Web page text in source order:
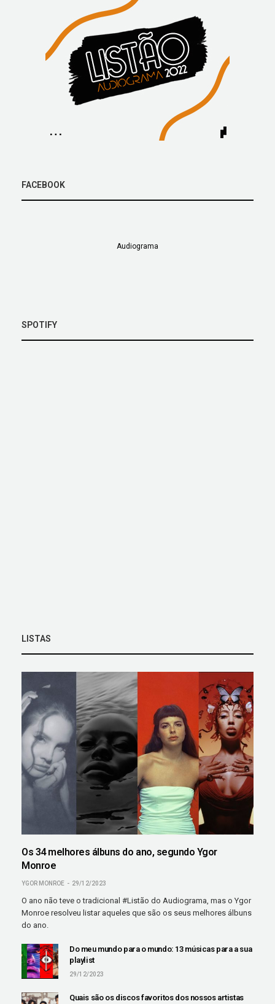
FACEBOOK
Audiograma
SPOTIFY
LISTAS
Os 34 melhores álbuns do ano, segundo Ygor
Monroe
YGOR MONROE 29/12/2023
O ano não teve o tradicional #Listão do Audiograma, mas o Ygor
Monroe resolveu listar aqueles que são os seus melhores álbuns
do ano.
Do meu mundo para o mundo: 13 músicas para a sua
playlist
29/12/2023
Quais são os discos favoritos dos nossos artistas